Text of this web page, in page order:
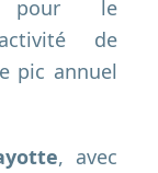
le
de
pic annuel
, avec